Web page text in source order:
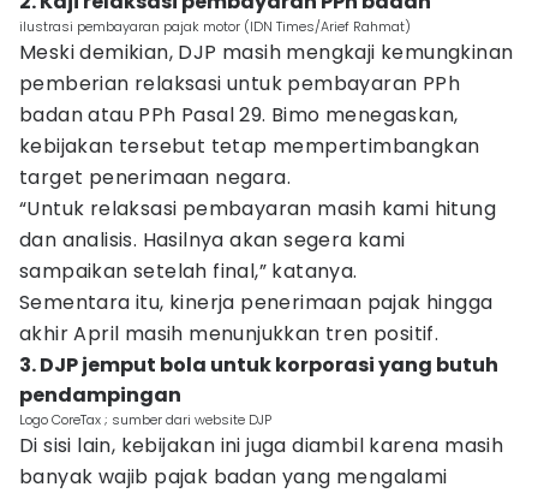
ilustrasi pembayaran pajak motor (IDN Times/Arief Rahmat)
Meski demikian, DJP masih mengkaji kemungkinan
pemberian relaksasi untuk pembayaran PPh
badan atau PPh Pasal 29. Bimo menegaskan,
kebijakan tersebut tetap mempertimbangkan
target penerimaan negara.
“Untuk relaksasi pembayaran masih kami hitung
dan analisis. Hasilnya akan segera kami
sampaikan setelah final,” katanya.
Sementara itu, kinerja penerimaan pajak hingga
akhir April masih menunjukkan tren positif.
3. DJP jemput bola untuk korporasi yang butuh
pendampingan
Logo CoreTax ; sumber dari website DJP
Di sisi lain, kebijakan ini juga diambil karena masih
banyak wajib pajak badan yang mengalami